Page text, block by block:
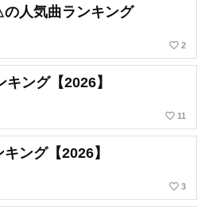
人気曲ランキング
favorite_border 2
ング【2026】
favorite_border 11
ング【2026】
favorite_border 3